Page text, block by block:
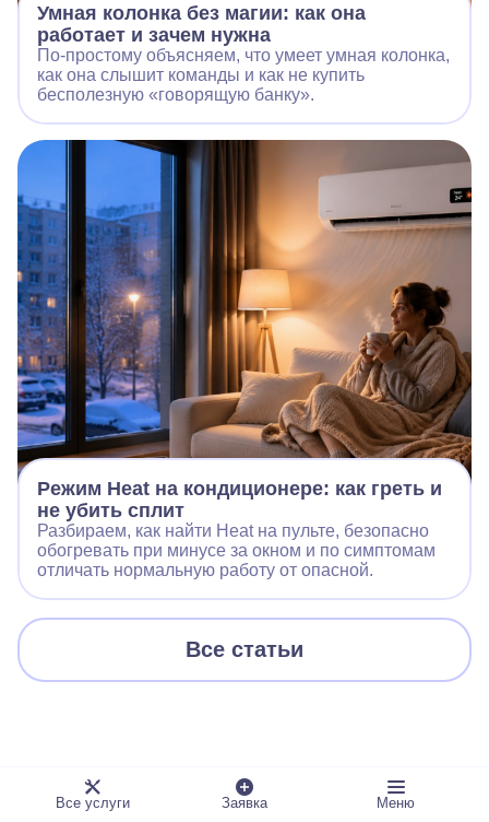
Умная колонка без магии: как она
работает и зачем нужна
По‑простому объясняем, что умеет умная колонка,
как она слышит команды и как не купить
бесполезную «говорящую банку».
Режим Heat на кондиционере: как греть и
не убить сплит
Разбираем, как найти Heat на пульте, безопасно
обогревать при минусе за окном и по симптомам
отличать нормальную работу от опасной.
Все статьи
Отзывы
Все услуги Заявка Меню